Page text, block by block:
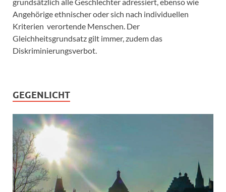
Angehörige ethnischer oder sich nach individuellen
Kriterien verortende Menschen. Der
Gleichheitsgrundsatz gilt immer, zudem das
Diskriminierungsverbot.
GEGENLICHT